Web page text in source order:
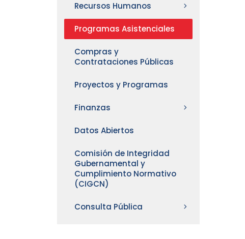
Recursos Humanos
Programas Asistenciales
Compras y
Contrataciones Públicas
Proyectos y Programas
Finanzas
Datos Abiertos
Comisión de Integridad
Gubernamental y
Cumplimiento Normativo
(CIGCN)
Consulta Pública